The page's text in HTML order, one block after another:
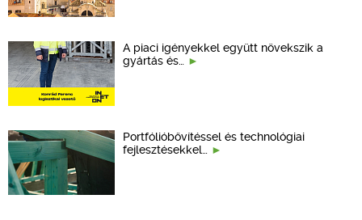
A piaci igényekkel együtt növekszik a
gyártás és…
Portfólióbővítéssel és technológiai
fejlesztésekkel…